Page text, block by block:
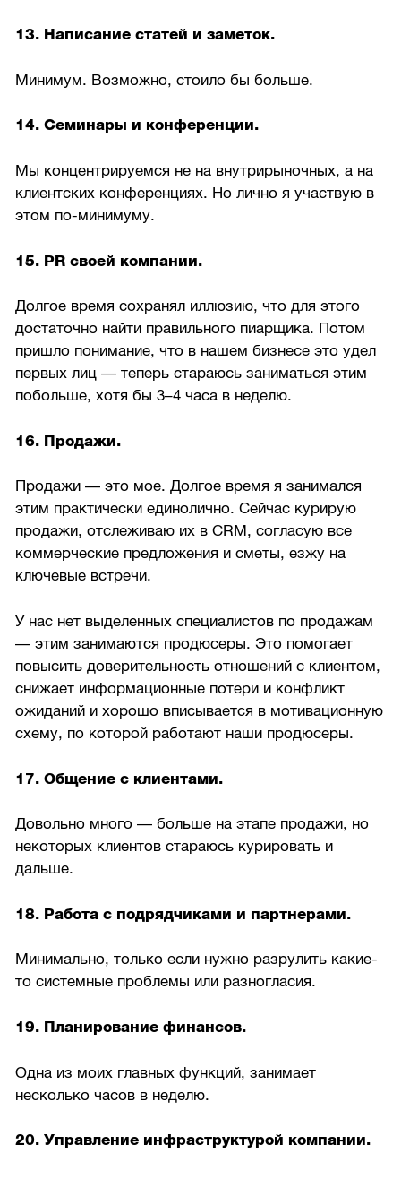
13. Написание статей и заметок.
Минимум. Возможно, стоило бы больше.
14. Семинары и конференции.
Мы концентрируемся не на внутрирыночных, а на
клиентских конференциях. Но лично я участвую в
этом по-минимуму.
15. PR своей компании.
Долгое время сохранял иллюзию, что для этого
достаточно найти правильного пиарщика. Потом
пришло понимание, что в нашем бизнесе это удел
первых лиц — теперь стараюсь заниматься этим
побольше, хотя бы 3–4 часа в неделю.
16. Продажи.
Продажи — это мое. Долгое время я занимался
этим практически единолично. Сейчас курирую
продажи, отслеживаю их в CRM, согласую все
коммерческие предложения и сметы, езжу на
ключевые встречи.
У нас нет выделенных специалистов по продажам
— этим занимаются продюсеры. Это помогает
повысить доверительность отношений с клиентом,
снижает информационные потери и конфликт
ожиданий и хорошо вписывается в мотивационную
схему, по которой работают наши продюсеры.
17. Общение с клиентами.
Довольно много — больше на этапе продажи, но
некоторых клиентов стараюсь курировать и
дальше.
18. Работа с подрядчиками и партнерами.
Минимально, только если нужно разрулить какие-
то системные проблемы или разногласия.
19. Планирование финансов.
Одна из моих главных функций, занимает
несколько часов в неделю.
20. Управление инфраструктурой компании.